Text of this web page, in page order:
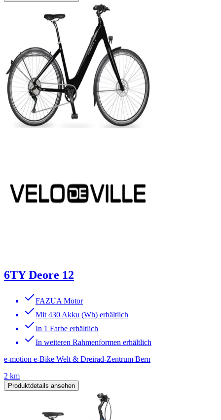
6TY Deore 12
FAZUA Motor
Mit 430 Akku (Wh) erhältlich
In 1 Farbe erhältlich
In weiteren Rahmenformen erhältlich
e-motion e-Bike Welt & Dreirad-Zentrum Bern
2 km
Produktdetails ansehen